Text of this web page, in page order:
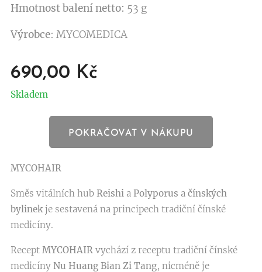
Hmotnost balení netto: 53 g
Výrobce: MYCOMEDICA
690,00 Kč
Skladem
POKRAČOVAT V NÁKUPU
MYCOHAIR
Směs vitálních hub Reishi a Polyporus a čínských
bylinekje sestavená na principech tradiční čínské
medicíny.
Recept MYCOHAIR vychází z receptu tradiční čínské
medicíny Nu Huang Bian Zi Tang, nicméně je